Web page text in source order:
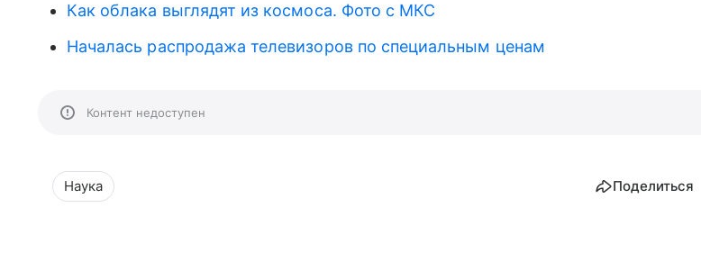
Как облака выглядят из космоса. Фото с МКС
Началась распродажа телевизоров по специальным ценам
Контент недоступен
Наука Поделиться